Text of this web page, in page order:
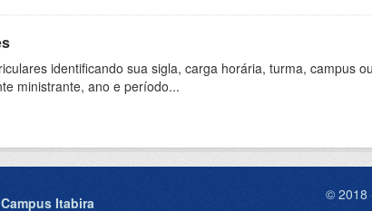
identificando sua sigla, carga horária, turma, campus
ministrante, ano e período...
Campus Itabira © 2018